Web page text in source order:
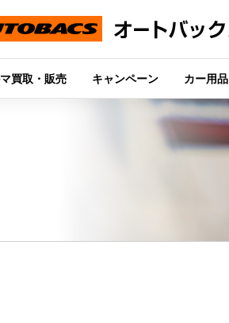
買取・販売 キャンペーン カー用品